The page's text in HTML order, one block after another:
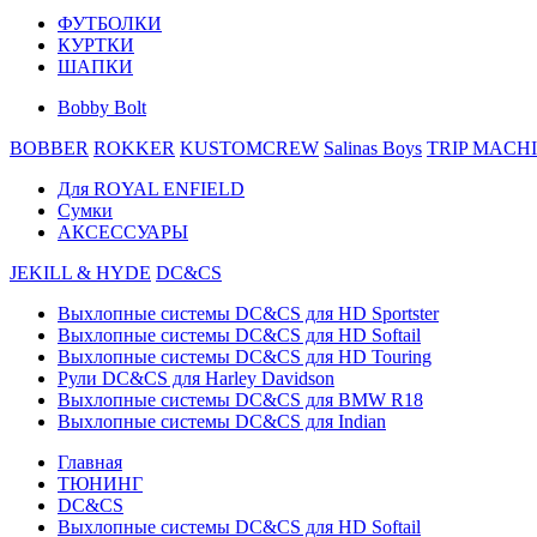
ФУТБОЛКИ
КУРТКИ
ШАПКИ
Bobby Bolt
BOBBER ROKKER KUSTOMCREW Salinas Boys TRIP
Для ROYAL ENFIELD
Сумки
АКСЕССУАРЫ
JEKILL & HYDE DC&CS
Выхлопные системы DC&CS для HD Sportster
Выхлопные системы DC&CS для HD Softail
Выхлопные системы DC&CS для HD Touring
Рули DC&CS для Harley Davidson
Выхлопные системы DC&CS для BMW R18
Выхлопные системы DC&CS для Indian
Главная
ТЮНИНГ
DC&CS
Выхлопные системы DC&CS для HD Softail